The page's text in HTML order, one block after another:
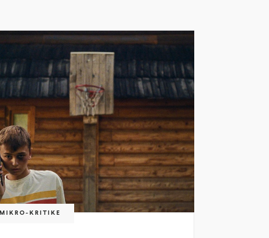
MIKRO-KRITIKE